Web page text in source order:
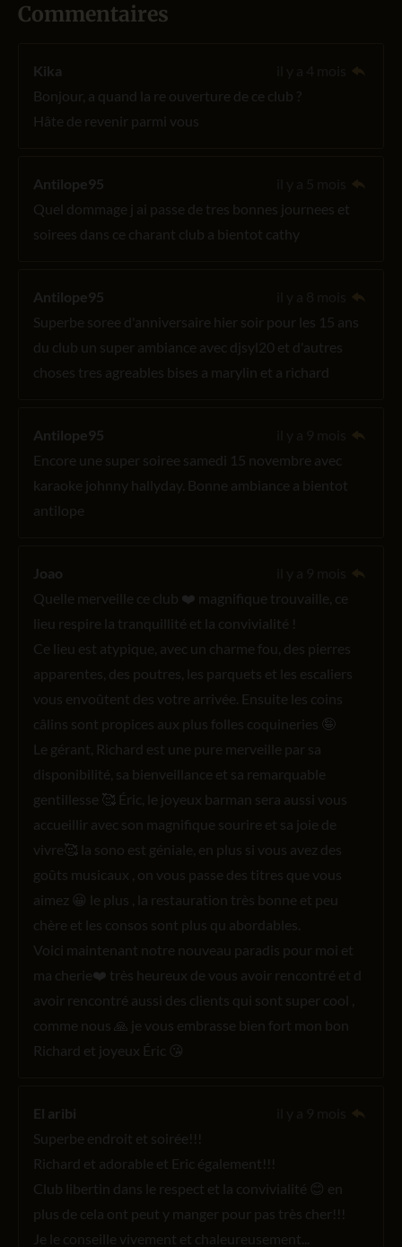
Commentaires
Kika
Bonjour, a quand la re ouverture de ce club ?
Hâte de revenir parmi vous
Antilope95
Quel dommage j ai passe de tres bonnes journees et
soirees dans ce charant club a bientot cathy
Antilope95
Superbe soree d'anniversaire hier soir pour les 15 ans
du club un super ambiance avec djsyl20 et d'autres
choses tres agreables bises a marylin et a richard
Antilope95
Encore une super soiree samedi 15 novembre avec
karaoke johnny hallyday. Bonne ambiance a bientot
antilope
Joao
Quelle merveille ce club ❤️ magnifique trouvaille, ce
lieu respire la tranquillité et la convivialité !
Ce lieu est atypique, avec un charme fou, des pierres
apparentes, des poutres, les parquets et les escaliers
vous envoûtent des votre arrivée. Ensuite les coins
câlins sont propices aux plus folles coquineries 🤪
Le gérant, Richard est une pure merveille par sa
disponibilité, sa bienveillance et sa remarquable
gentillesse 🥰 Éric, le joyeux barman sera aussi vous
accueillir avec son magnifique sourire et sa joie de
vivre🥰 la sono est géniale, en plus si vous avez des
goûts musicaux , on vous passe des titres que vous
aimez 😀 le plus , la restauration très bonne et peu
chère et les consos sont plus qu abordables.
Voici maintenant notre nouveau paradis pour moi et
ma cherie❤️ très heureux de vous avoir rencontré et d
avoir rencontré aussi des clients qui sont super cool ,
comme nous 🙏 je vous embrasse bien fort mon bon
Richard et joyeux Éric 😘
El aribi
Superbe endroit et soirée!!!
Richard et adorable et Eric également!!!
Club libertin dans le respect et la convivialité 😊 en
plus de cela ont peut y manger pour pas très cher!!!
Je le conseille vivement et chaleureusement...